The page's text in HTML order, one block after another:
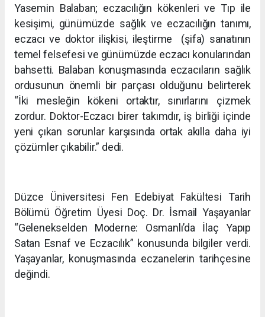
Yasemin Balaban; eczacılığın kökenleri ve Tıp ile
kesişimi, günümüzde sağlık ve eczacılığın tanımı,
eczacı ve doktor ilişkisi, ileştirme (şifa) sanatının
temel felsefesi ve günümüzde eczacı konularından
bahsetti. Balaban konuşmasında eczacıların sağlık
ordusunun önemli bir parçası olduğunu belirterek
“İki mesleğin kökeni ortaktır, sınırlarını çizmek
zordur. Doktor-Eczacı birer takımdır, iş birliği içinde
yeni çıkan sorunlar karşısında ortak akılla daha iyi
çözümler çıkabilir.” dedi.
Düzce Üniversitesi Fen Edebiyat Fakültesi Tarih
Bölümü Öğretim Üyesi Doç. Dr. İsmail Yaşayanlar
“Gelenekselden Moderne: Osmanlı’da İlaç Yapıp
Satan Esnaf ve Eczacılık” konusunda bilgiler verdi.
Yaşayanlar, konuşmasında eczanelerin tarihçesine
değindi.